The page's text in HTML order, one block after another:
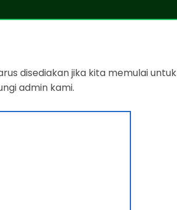
disediakan jika kita memulai untuk
admin kami.